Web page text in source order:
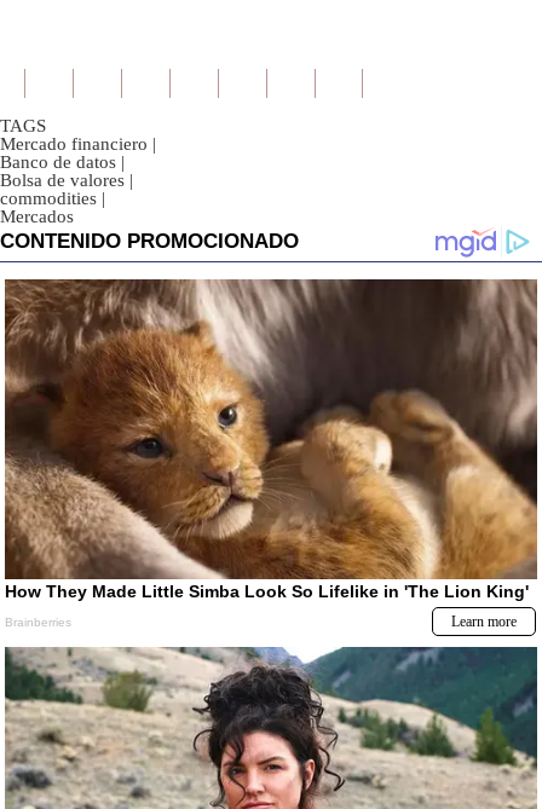
TAGS
Mercado financiero |
Banco de datos |
Bolsa de valores |
commodities |
Mercados